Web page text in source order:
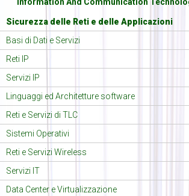
Information And Communication
Sicurezza delle Reti e delle Applicazioni
Basi di Dati e Servizi
Reti IP
Servizi IP
Linguaggi ed Architetture software
Reti e Servizi di TLC
Sistemi Operativi
Reti e Servizi Wireless
Servizi IT
Data Center e Virtualizzazione